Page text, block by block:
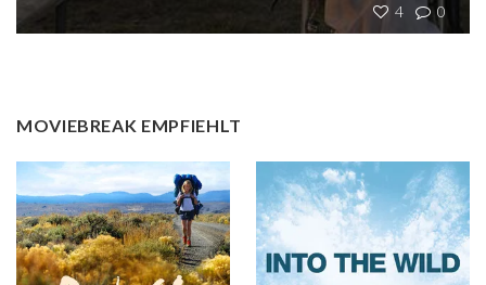
4 0
MOVIEBREAK EMPFIEHLT